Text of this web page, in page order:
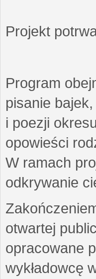
Projekt
Program
pisanie
i poezji
opowieści
W ramach
odkrywanie
otwartej
opracowane
wykładowcę